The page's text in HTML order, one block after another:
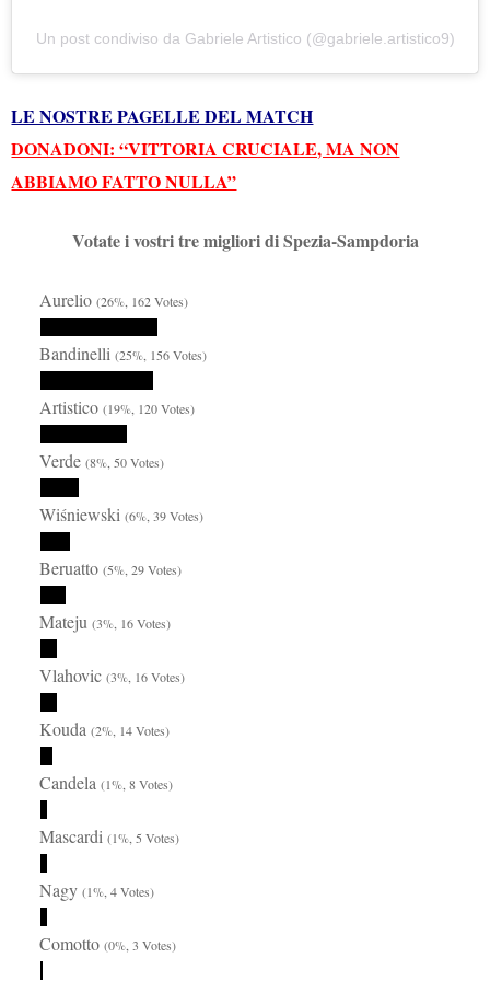
Un post condiviso da Gabriele Artistico (@gabriele.artistico9)
LE NOSTRE PAGELLE DEL MATCH
DONADONI: “VITTORIA CRUCIALE, MA NON
ABBIAMO FATTO NULLA”
Votate i vostri tre migliori di Spezia-Sampdoria
Aurelio(26%, 162 Votes)
Bandinelli(25%, 156 Votes)
Artistico(19%, 120 Votes)
Verde(8%, 50 Votes)
Wiśniewski(6%, 39 Votes)
Beruatto(5%, 29 Votes)
Mateju(3%, 16 Votes)
Vlahovic(3%, 16 Votes)
Kouda(2%, 14 Votes)
Candela(1%, 8 Votes)
Mascardi(1%, 5 Votes)
Nagy(1%, 4 Votes)
Comotto(0%, 3 Votes)